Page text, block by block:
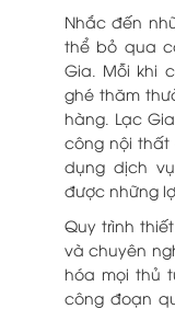
Nhắc đến
thể bỏ qua
Gia. Mỗi khi
ghé thăm
hàng. Lạc
công nội thất
dụng dịch
được những
Quy trình
và chuyên
hóa mọi thủ
công đoạn